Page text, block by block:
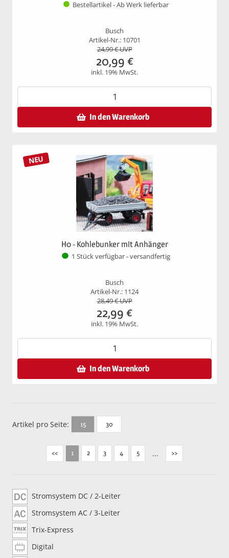
Bestellartikel - Ab Werk lieferbar
Busch
Artikel-Nr.: 10701
24,99€ UVP
20,99 €
inkl. 19% MwSt.
In den Warenkorb
NEU
H0 - Kohlebunker mit Anhänger
1 Stück verfügbar - versandfertig
Busch
Artikel-Nr.: 1124
28,49€ UVP
22,99 €
inkl. 19% MwSt.
In den Warenkorb
Artikel pro Seite: 15 30
<< 1 2 3 4 5 ... >>
Stromsystem DC / 2-Leiter
Stromsystem AC / 3-Leiter
Trix-Express
Digital